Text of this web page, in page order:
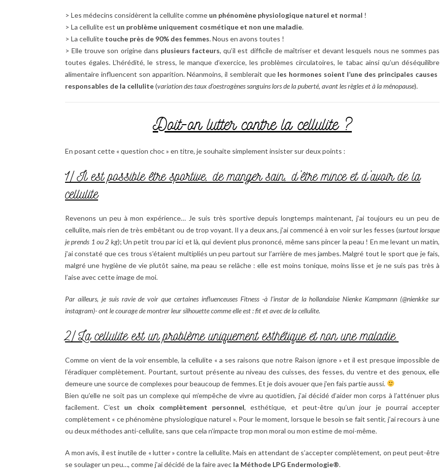
> Les médecins considèrent la cellulite comme un phénomène physiologique naturel et normal !
> La cellulite est un problème uniquement cosmétique et non une maladie.
> La cellulite touche près de 90% des femmes. Nous en avons toutes !
> Elle trouve son origine dans plusieurs facteurs, qu’il est difficile de maîtriser et devant lesquels nous ne sommes pas
toutes égales. L’hérédité, le stress, le manque d’exercice, les problèmes circulatoires, le tabac ainsi qu’un déséquilibre
alimentaire influencent son apparition. Néanmoins, il semblerait que les hormones soient l’une des principales causes
responsables de la cellulite(variation des taux d’oestrogènes sanguins lors de la puberté, avant les règles et à la ménopause).
Doit-on lutter contre la cellulite ?
En posant cette « question choc » en titre, je souhaite simplement insister sur deux points :
1/ Il est possible être sportive, de manger sain, d’être mince et d’avoir de la
cellulite
Revenons un peu à mon expérience… Je suis très sportive depuis longtemps maintenant, j’ai toujours eu un peu de
cellulite, mais rien de très embêtant ou de trop voyant. Il y a deux ans, j’ai commencé à en voir sur les fesses (surtout lorsque
je prends 1 ou 2 kg); Un petit trou par ici et là, qui devient plus prononcé, même sans pincer la peau ! En me levant un matin,
j’ai constaté que ces trous s’étaient multipliés un peu partout sur l’arrière de mes jambes. Malgré tout le sport que je fais,
malgré une hygiène de vie plutôt saine, ma peau se relâche : elle est moins tonique, moins lisse et je ne suis pas très à
l’aise avec cette image de moi.
Par ailleurs, je suis ravie de voir que certaines influenceuses Fitness -à l’instar de la hollandaise Nienke Kampmann (@nienkke sur
instagram)- ont le courage de montrer leur silhouette comme elle est : fit et avec de la cellulite.
2/ La cellulite est un problème uniquement esthétique et non une maladie.
Comme on vient de la voir ensemble, la cellulite « a ses raisons que notre Raison ignore » et il est presque impossible de
l’éradiquer complètement. Pourtant, surtout présente au niveau des cuisses, des fesses, du ventre et des genoux, elle
demeure une source de complexes pour beaucoup de femmes. Et je dois avouer que j’en fais partie aussi.
Bien qu’elle ne soit pas un complexe qui m’empêche de vivre au quotidien, j’ai décidé d’aider mon corps à l’atténuer plus
facilement. C’est un choix complètement personnel, esthétique, et peut-être qu’un jour je pourrai accepter
complètement « ce phénomène physiologique naturel ». Pour le moment, lorsque le besoin se fait sentir, j’ai recours à une
ou deux méthodes anti-cellulite, sans que cela n’impacte trop mon moral ou mon estime de moi-même.
A mon avis, il est inutile de « lutter » contre la cellulite. Mais en attendant de s’accepter complètement, on peut peut-être
se soulager un peu…, comme j’ai décidé de la faire avec la Méthode LPG Endermologie®.